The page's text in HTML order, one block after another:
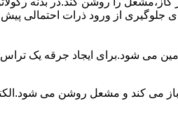
از ورود ذرات احتمالی پیش
کند و مشعل روشن می